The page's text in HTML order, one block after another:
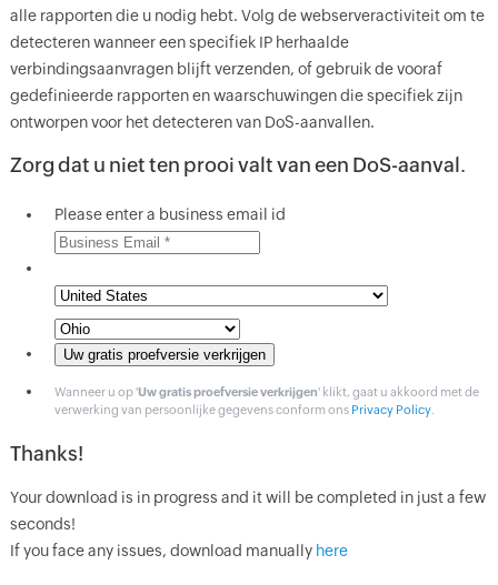
alle rapporten die u nodig hebt. Volg de webserveractiviteit om te
detecteren wanneer een specifiek IP herhaalde
verbindingsaanvragen blijft verzenden, of gebruik de vooraf
gedefinieerde rapporten en waarschuwingen die specifiek zijn
ontworpen voor het detecteren van DoS-aanvallen.
Zorg dat u niet ten prooi valt van een DoS-aanval.
Please enter a business email id
Wanneer u op 'Uw gratis proefversie verkrijgen' klikt, gaat u akkoord met de
verwerking van persoonlijke gegevens conform ons Privacy Policy.
Thanks!
Your download is in progress and it will be completed in just a few
seconds!
If you face any issues, download manually here